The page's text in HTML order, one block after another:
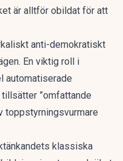
är alltför obildat för att
anti-demokratiskt
En viktig roll i
automatiserade
”omfattande
toppstyrningsvurmare
klassiska